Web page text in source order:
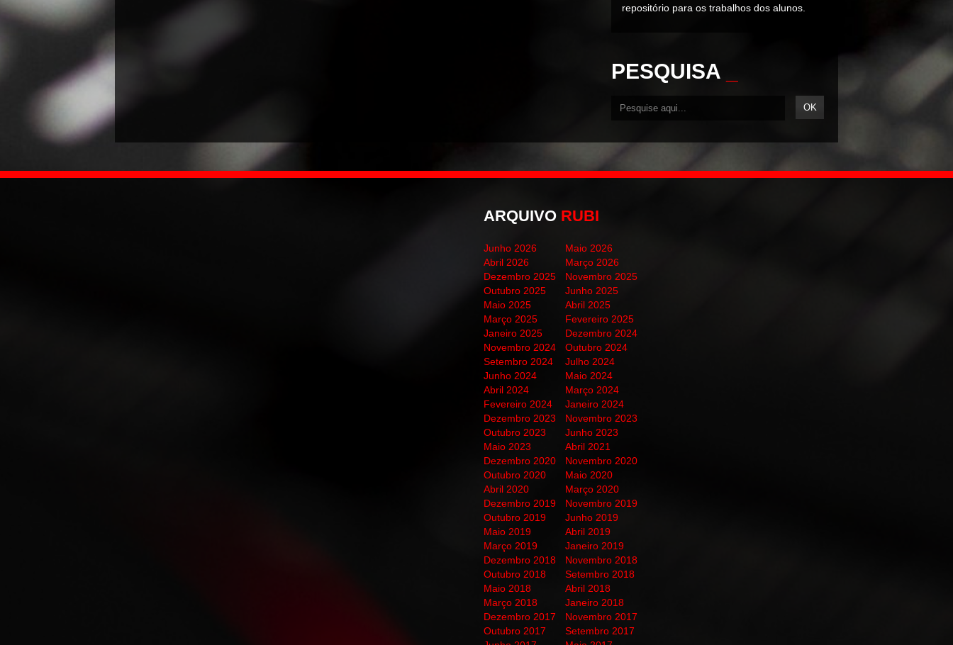
repositório para os trabalhos dos alunos.
PESQUISA
ARQUIVO RUBI
Junho 2026
Maio 2026
Abril 2026
Março 2026
Dezembro 2025
Novembro 2025
Outubro 2025
Junho 2025
Maio 2025
Abril 2025
Março 2025
Fevereiro 2025
Janeiro 2025
Dezembro 2024
Novembro 2024
Outubro 2024
Setembro 2024
Julho 2024
Junho 2024
Maio 2024
Abril 2024
Março 2024
Fevereiro 2024
Janeiro 2024
Dezembro 2023
Novembro 2023
Outubro 2023
Junho 2023
Maio 2023
Abril 2021
Dezembro 2020
Novembro 2020
Outubro 2020
Maio 2020
Abril 2020
Março 2020
Dezembro 2019
Novembro 2019
Outubro 2019
Junho 2019
Maio 2019
Abril 2019
Março 2019
Janeiro 2019
Dezembro 2018
Novembro 2018
Outubro 2018
Setembro 2018
Maio 2018
Abril 2018
Março 2018
Janeiro 2018
Dezembro 2017
Novembro 2017
Outubro 2017
Setembro 2017